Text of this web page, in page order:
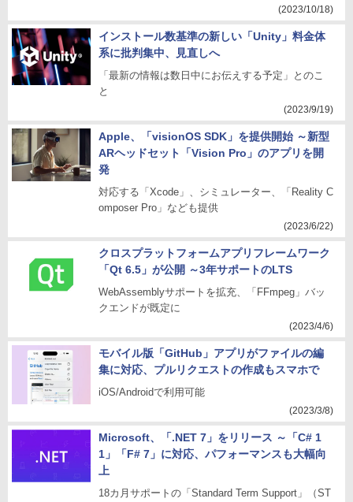
(2023/10/18)
インストール数基準の新しい「Unity」料金体
系に批判集中、見直しへ
「最新の情報は数日中にお伝えする予定」とのこ
と
(2023/9/19)
Apple、「visionOS SDK」を提供開始 ～新型
ARヘッドセット「Vision Pro」のアプリを開
発
対応する「Xcode」、シミュレーター、「Reality C
omposer Pro」なども提供
(2023/6/22)
クロスプラットフォームアプリフレームワーク
「Qt 6.5」が公開 ～3年サポートのLTS
WebAssemblyサポートを拡充、「FFmpeg」バッ
クエンドが既定に
(2023/4/6)
モバイル版「GitHub」アプリがファイルの編
集に対応、プルリクエストの作成もスマホで
iOS/Androidで利用可能
(2023/3/8)
Microsoft、「.NET 7」をリリース ～「C# 1
1」「F# 7」に対応、パフォーマンスも大幅向
上
18カ月サポートの「Standard Term Support」（ST